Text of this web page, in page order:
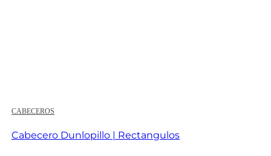
CABECEROS
Cabecero Dunlopillo | Rectangulos